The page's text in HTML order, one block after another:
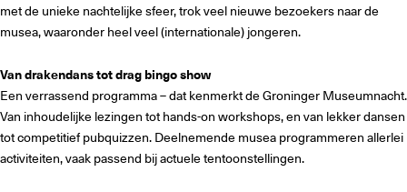
met de unieke nachtelijke sfeer, trok veel nieuwe bezoekers naar de
musea, waaronder heel veel (internationale) jongeren.
Van drakendans tot drag bingo show
Een verrassend programma – dat kenmerkt de Groninger Museumnacht.
Van inhoudelijke lezingen tot hands-on workshops, en van lekker dansen
tot competitief pubquizzen. Deelnemende musea programmeren allerlei
activiteiten, vaak passend bij actuele tentoonstellingen.